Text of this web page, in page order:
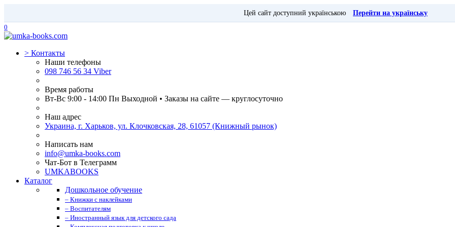
Цей сайт доступний українською
Перейти на українську
0
> Контакты
Наши телефоны
098 746 56 34 Viber
Время работы
Вт-Вс 9:00 - 14:00 Пн Выходной • Заказы на сайте — круглосуточно
Наш адрес
Украина, г. Харьков, ул. Клочковская, 28, 61057 (Книжный рынок)
Написать нам
info@umka-books.com
Чат-Бот в Телеграмм
UMKABOOKS
Каталог
Дошкольное обучение
– Книжки с наклейками
– Воспитателям
– Иностранный язык для детского сада